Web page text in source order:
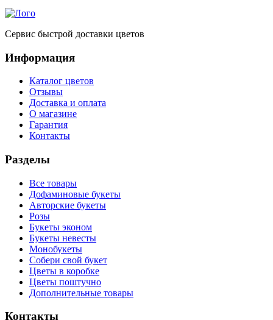
Сервис быстрой доставки цветов
Информация
Каталог цветов
Отзывы
Доставка и оплата
О магазине
Гарантия
Контакты
Разделы
Все товары
Дофаминовые букеты
Авторские букеты
Розы
Букеты эконом
Букеты невесты
Монобукеты
Собери свой букет
Цветы в коробке
Цветы поштучно
Дополнительные товары
Контакты